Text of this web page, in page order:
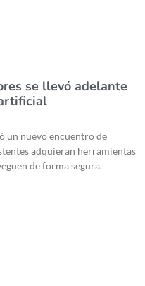
se llevó adelante
un nuevo encuentro de
adquieran herramientas
de forma segura.